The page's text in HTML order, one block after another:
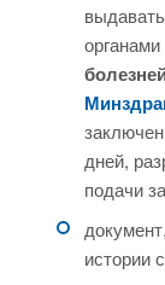
выдавать
дней,
подачи
истории